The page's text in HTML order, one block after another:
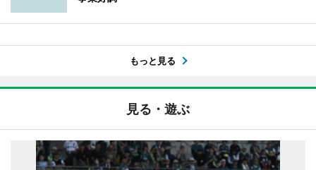
もっと見る
見る・遊ぶ